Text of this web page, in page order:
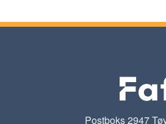
Postboks 2947